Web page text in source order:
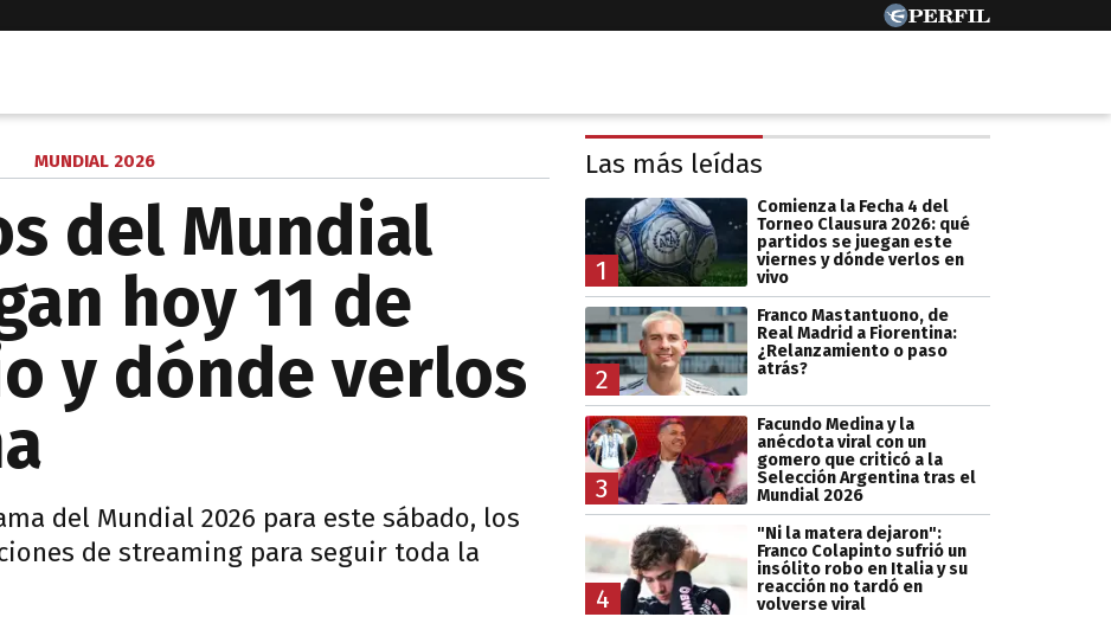
MUNDIAL 2026
del Mundial
hoy 11 de
y dónde verlos
del Mundial 2026 para este sábado, los
de streaming para seguir toda la
Las más leídas
1
Comienza la Fecha 4 del
Torneo Clausura 2026: qué
partidos se juegan este
viernes y dónde verlos en
vivo
2
Franco Mastantuono, de
Real Madrid a Fiorentina:
¿Relanzamiento o paso
atrás?
3
Facundo Medina y la
anécdota viral con un
gomero que criticó a la
Selección Argentina tras el
Mundial 2026
4
"Ni la matera dejaron":
Franco Colapinto sufrió un
insólito robo en Italia y su
reacción no tardó en
volverse viral